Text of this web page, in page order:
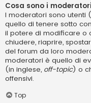
Cosa sono i
I moderatori sono utenti
quello di tenere sotto
il potere di modificare o
chiudere, riaprire,
del forum da loro
moderatori è quello di
(in inglese, off-topic) o
offensivi.
Top